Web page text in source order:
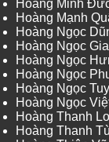
Hoàng Minh
Hoàng Mạnh
Hoàng Ngọc
Hoàng Ngọc
Hoàng Ngọc
Hoàng Ngọc
Hoàng Ngọc
Hoàng Ngọc
Hoàng Thanh
Hoàng Thanh